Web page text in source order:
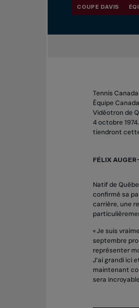
COUPE DAVIS
Tennis
Équipe
Vidéotron de
4 octobre
tiendront
FÉLIX
Natif de
confirmé sa
carrière, une
« Je suis
septembre
représenter
J’ai grandi ici
maintenant
sera